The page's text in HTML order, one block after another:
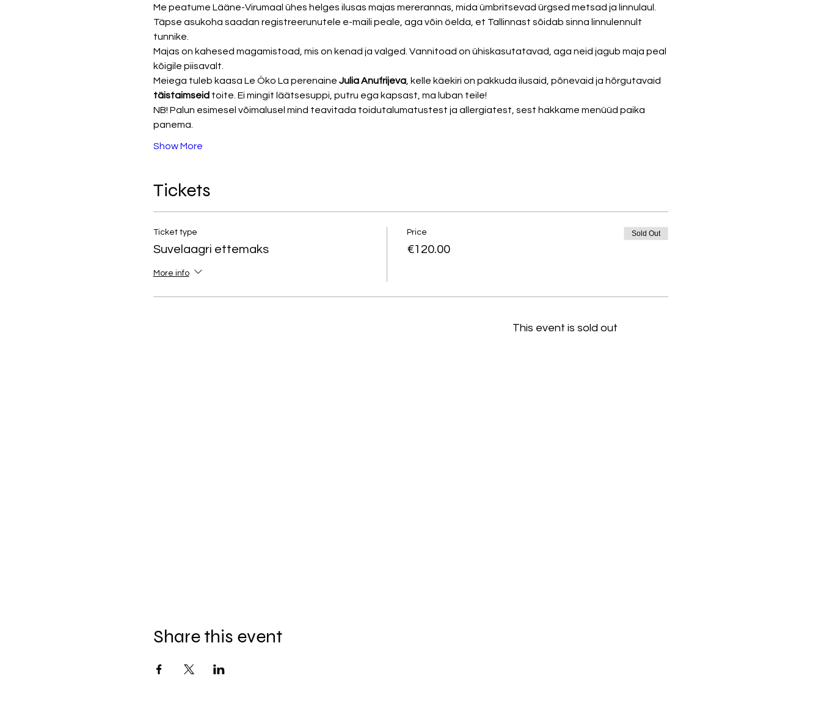
Me peatume Lääne-Virumaal ühes helges ilusas majas mererannas, mida ümbritsevad ürgsed metsad ja linnulaul.
Täpse asukoha saadan registreerunutele e-maili peale, aga võin öelda, et Tallinnast sõidab sinna linnulennult
tunnike.
Majas on kahesed magamistoad, mis on kenad ja valged. Vannitoad on ühiskasutatavad, aga neid jagub maja peal
kõigile piisavalt.
Meiega tuleb kaasa Le Öko La perenaine Julia Anufrijeva, kelle käekiri on pakkuda ilusaid, põnevaid ja hõrgutavaid
täistaimseid toite. Ei mingit läätsesuppi, putru ega kapsast, ma luban teile!
NB! Palun esimesel võimalusel mind teavitada toidutalumatustest ja allergiatest, sest hakkame menüüd paika
panema.
Show More
Tickets
Ticket type
Suvelaagri ettemaks
More info
Price
€120.00
Sold Out
This event is sold out
Share this event